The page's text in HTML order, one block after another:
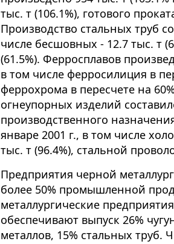
тыс. т (106.1%), готового
Производство стальных труб
числе бесшовных - 12.7 тыс. т
(61.5%). Ферросплавов
в том числе ферросилиция в
феррохрома в пересчете на
огнеупорных изделий
производственного
январе 2001 г., в том числе
тыс. т (96.4%), стальной
Предприятия черной
более 50% промышленной
металлургические
обеспечивают выпуск 26%
металлов, 15% стальных труб.